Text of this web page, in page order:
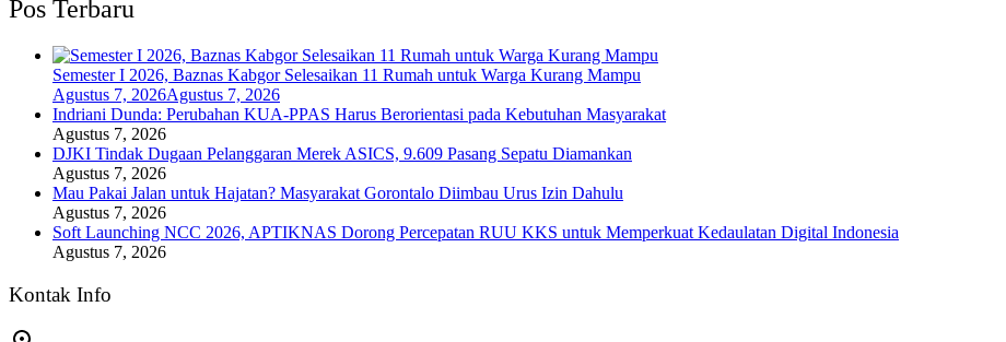
Pos Terbaru
Semester I 2026, Baznas Kabgor Selesaikan 11 Rumah untuk Warga Kurang Mampu
Agustus 7, 2026Agustus 7, 2026
Indriani Dunda: Perubahan KUA-PPAS Harus Berorientasi pada Kebutuhan Masyarakat
Agustus 7, 2026
DJKI Tindak Dugaan Pelanggaran Merek ASICS, 9.609 Pasang Sepatu Diamankan
Agustus 7, 2026
Mau Pakai Jalan untuk Hajatan? Masyarakat Gorontalo Diimbau Urus Izin Dahulu
Agustus 7, 2026
Soft Launching NCC 2026, APTIKNAS Dorong Percepatan RUU KKS untuk Memperkuat Kedaulatan Digital Indonesia
Agustus 7, 2026
Kontak Info